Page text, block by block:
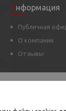
Информация
Публичная
О компании
Отзывы